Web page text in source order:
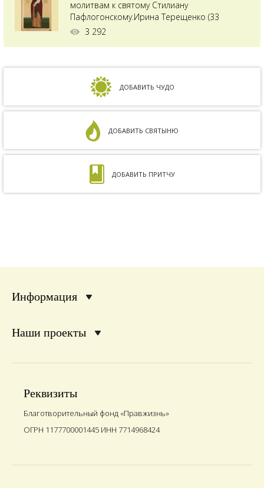
молитвам к святому Стилиану
Пафлогонскому.Ирина Терещенко (33
года):Мы с мужем долгое время пытались
на совместимость показал, что мы с мужем
несовместимы. Кроме того, мне ставили...
3 292
ДОБАВИТЬ ЧУДО
ДОБАВИТЬ СВЯТЫНЮ
ДОБАВИТЬ ПРИТЧУ
Информация
Наши проекты
Реквизиты
Благотворительный фонд «Правжизнь»
ОГРН 1177700001445 ИНН 7714968424